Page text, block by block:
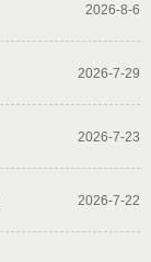
2026-8-6
2026-7-29
2026-7-23
2026-7-22